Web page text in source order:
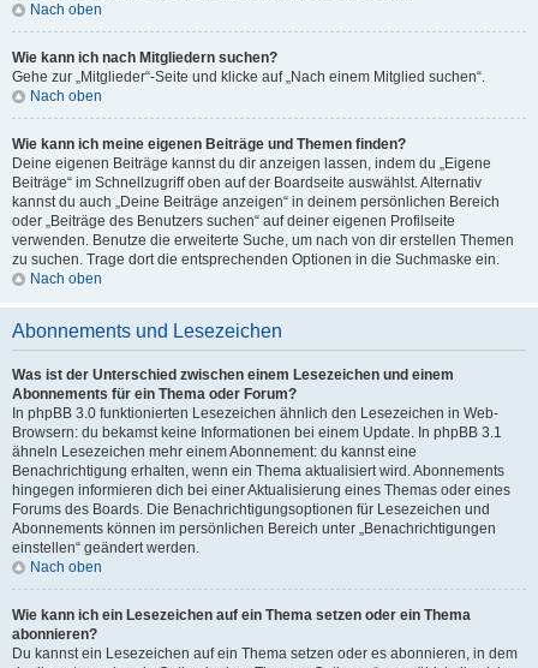
Nach oben
Wie kann ich nach Mitgliedern suchen?
Gehe zur „Mitglieder“-Seite und klicke auf „Nach einem Mitglied suchen“.
Nach oben
Wie kann ich meine eigenen Beiträge und Themen finden?
Deine eigenen Beiträge kannst du dir anzeigen lassen, indem du „Eigene
Beiträge“ im Schnellzugriff oben auf der Boardseite auswählst. Alternativ
kannst du auch „Deine Beiträge anzeigen“ in deinem persönlichen Bereich
oder „Beiträge des Benutzers suchen“ auf deiner eigenen Profilseite
verwenden. Benutze die erweiterte Suche, um nach von dir erstellen Themen
zu suchen. Trage dort die entsprechenden Optionen in die Suchmaske ein.
Nach oben
Abonnements und Lesezeichen
Was ist der Unterschied zwischen einem Lesezeichen und einem
Abonnements für ein Thema oder Forum?
In phpBB 3.0 funktionierten Lesezeichen ähnlich den Lesezeichen in Web-
Browsern: du bekamst keine Informationen bei einem Update. In phpBB 3.1
ähneln Lesezeichen mehr einem Abonnement: du kannst eine
Benachrichtigung erhalten, wenn ein Thema aktualisiert wird. Abonnements
hingegen informieren dich bei einer Aktualisierung eines Themas oder eines
Forums des Boards. Die Benachrichtigungsoptionen für Lesezeichen und
Abonnements können im persönlichen Bereich unter „Benachrichtigungen
einstellen“ geändert werden.
Nach oben
Wie kann ich ein Lesezeichen auf ein Thema setzen oder ein Thema
abonnieren?
Du kannst ein Lesezeichen auf ein Thema setzen oder es abonnieren, in dem